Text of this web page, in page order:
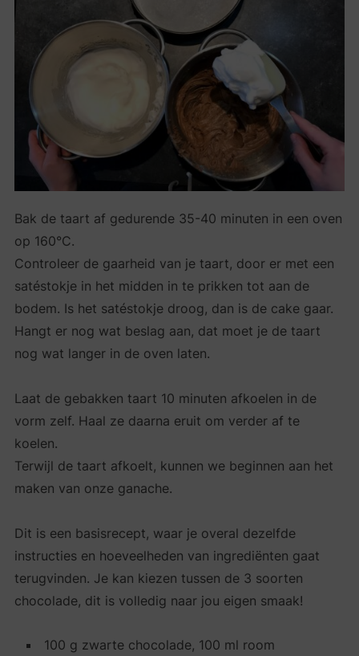
Bak de taart af gedurende 35-40 minuten in een oven
op 160°C.
Controleer de gaarheid van je taart, door er met een
satéstokje in het midden in te prikken tot aan de
bodem. Is het satéstokje droog, dan is de cake gaar.
Hangt er nog wat beslag aan, dat moet je de taart
nog wat langer in de oven laten.
Laat de gebakken taart 10 minuten afkoelen in de
vorm zelf. Haal ze daarna eruit om verder af te
koelen.
Terwijl de taart afkoelt, kunnen we beginnen aan het
maken van onze ganache.
Dit is een basisrecept, waar je overal dezelfde
instructies en hoeveelheden van ingrediënten gaat
terugvinden. Je kan kiezen tussen de 3 soorten
chocolade, dit is volledig naar jou eigen smaak!
100 g zwarte chocolade, 100 ml room